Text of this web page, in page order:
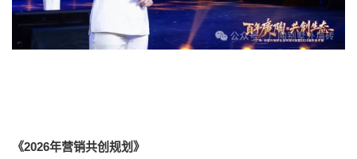
《2026年营销共创规划》